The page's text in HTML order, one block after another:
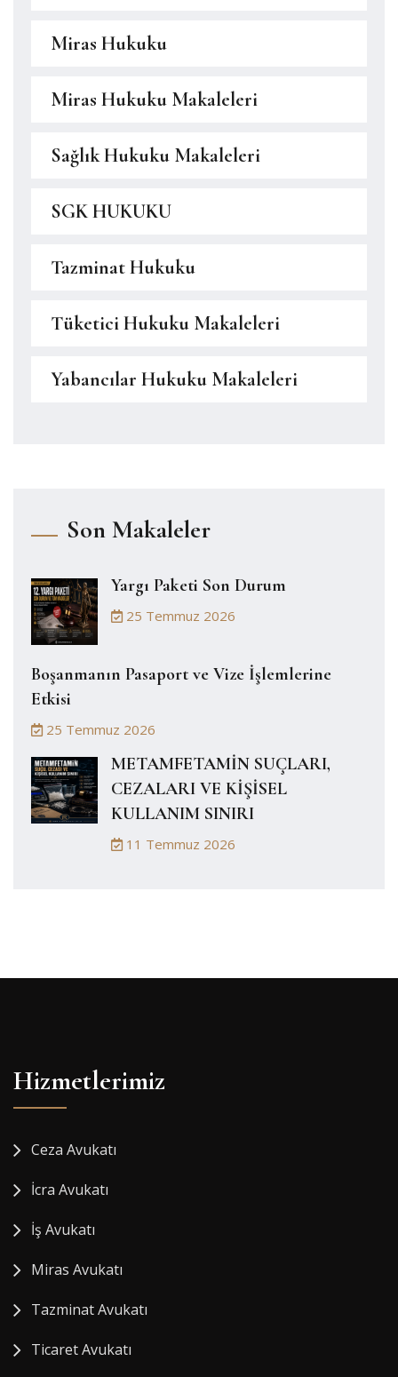
Miras Hukuku
Miras Hukuku Makaleleri
Sağlık Hukuku Makaleleri
SGK HUKUKU
Tazminat Hukuku
Tüketici Hukuku Makaleleri
Yabancılar Hukuku Makaleleri
Son Makaleler
Yargı Paketi Son Durum
25 Temmuz 2026
Boşanmanın Pasaport ve Vize İşlemlerine
Etkisi
25 Temmuz 2026
METAMFETAMİN SUÇLARI,
CEZALARI VE KİŞİSEL
KULLANIM SINIRI
11 Temmuz 2026
Hizmetlerimiz
Ceza Avukatı
İcra Avukatı
İş Avukatı
Miras Avukatı
Tazminat Avukatı
Ticaret Avukatı